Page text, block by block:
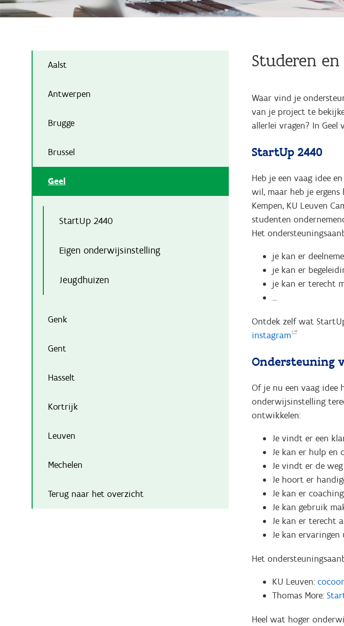
Aalst
Antwerpen
Brugge
Brussel
Geel
StartUp 2440
Eigen onderwijsinstelling
Jeugdhuizen
Genk
Gent
Hasselt
Kortrijk
Leuven
Mechelen
Terug naar het overzicht
Studeren
Waar vind je
van je project te
allerlei vragen? In
StartUp 2440
Heb je een vaag idee
wil, maar heb je
Kempen, KU Leuven
studenten
Het
je kan er
je kan er
je kan er terecht
...
Ontdek zelf wat
instagram
Ondersteuning
Of je nu een vaag
onderwijsinstelling
ontwikkelen:
Je vindt er een
Je kan er hulp en
Je vindt er de
Je hoort er
Je kan er
Je kan gebruik
Je kan er terecht
Je kan
Het
KU Leuven:
Thomas More:
Heel wat hoger